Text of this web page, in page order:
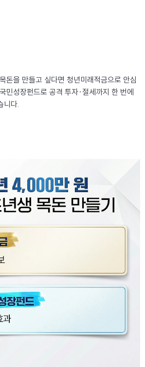
을 만들고 싶다면 청년미래적금으로 안심
민성장펀드로 공격 투자·절세까지 한 번에
니다.